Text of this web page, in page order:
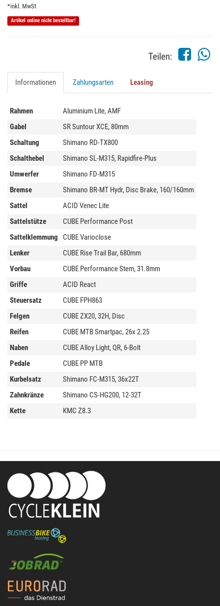
*inkl. MwSt
Artikel online nicht bestellbar!
Teilen:
Informationen Zahlungsarten Leasing
Rahmen
Aluminium Lite, AMF
Gabel
SR Suntour XCE, 80mm
Schaltung
Shimano RD-TX800
Schalthebel
Shimano SL-M315, Rapidfire-Plus
Umwerfer
Shimano FD-M315
Bremse
Shimano BR-MT Hydr, Disc Brake, 160/160mm
Sattel
ACID Venec Lite
Sattelstütze
CUBE Performance Post
Sattelklemmung
CUBE Varioclose
Lenker
CUBE Rise Trail Bar, 680mm
Vorbau
CUBE Performance Stem, 31.8mm
Griffe
ACID React
Steuersatz
CUBE FPH863
Felgen
CUBE ZX20, 32H, Disc
Reifen
CUBE MTB Smartpac, 26x 2.25
Naben
CUBE Alloy Light, QR, 6-Bolt
Pedale
CUBE PP MTB
Kurbelsatz
Shimano FC-M315, 36x22T
Zahnkränze
Shimano CS-HG200, 12-32T
Kette
KMC Z8.3